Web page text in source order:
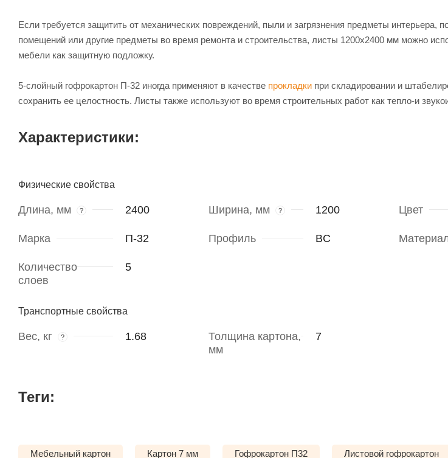
Если требуется защитить от механических повреждений, пыли и загрязнения предметы интерьера,
помещений или другие предметы во время ремонта и строительства, листы 1200х2400 мм можно
мебели как защитную подложку.
5-слойный гофрокартон П-32 иногда применяют в качестве прокладки при складировании и
сохранить ее целостность. Листы также используют во время строительных работ как тепло-и
Характеристики:
Физические свойства
Длина, мм ? 2400 Ширина, мм ? 1200 Цвет
Марка П-32 Профиль BC
Количество
слоев
5
Транспортные свойства
Вес, кг ? 1.68
Толщина картона,
мм
7
Теги:
Мебельный картон Картон 7 мм Гофрокартон П32 Листовой гофрокартон